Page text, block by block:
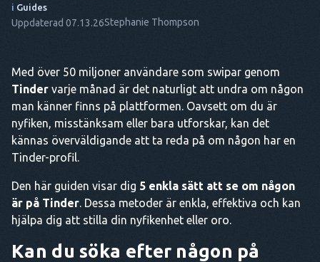
i Guides
Uppdaterad 07.13.26Stephanie Thompson
Med över 50 miljoner användare som swipar genom
Tinder varje månad är det naturligt att undra om någon
man känner finns på plattformen. Oavsett om du är
nyfiken, misstänksam eller bara utforskar, kan det
kännas överväldigande att ta reda på om någon har en
Tinder-profil.
Den här guiden visar dig 5 enkla sätt att se om någon
är på Tinder. Dessa metoder är enkla, effektiva och kan
hjälpa dig att stilla din nyfikenhet eller oro.
Kan du söka efter någon på